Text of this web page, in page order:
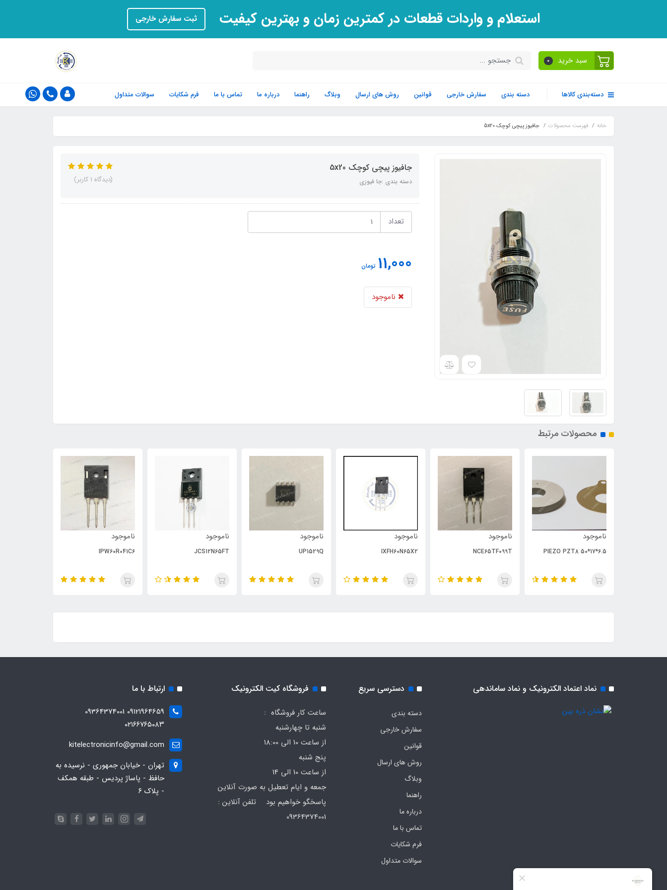
استعلام و واردات قطعات در کمترین زمان و بهترین کیفیت ثبت سفارش خارجی
سبد خرید 0
دسته‌بندی کالاها دسته بندی سفارش خارجی قوانین روش های ارسال وبلاگ راهنما درباره ما تماس با ما فرم‌ شکایات سوالات متداول
خانه فهرست محصولات جافیوز پیچی کوچک 5x20
جافیوز پیچی کوچک 5x20
دسته بندی :جا فیوزی (دیدگاه 1 کاربر)
تعداد
11,000 تومان
ناموجود
محصولات مرتبط
ناموجود
PIEZO PZT8 50*17*6.5
ناموجود
NCE65TF099T
ناموجود
IXFH60N65X2
ناموجود
UP1529Q
ناموجود
JCS12N65FT
ناموجود
IPW60R041C6
نماد اعتماد الکترونیک و نماد ساماندهی دسترسی سریع
دسته بندی
سفارش خارجی
قوانین
روش های ارسال
وبلاگ
راهنما
درباره ما
تماس با ما
فرم‌ شکایات
سوالات متداول
فروشگاه کیت الکترونیک
ساعت کار فروشگاه :
شنبه تا چهارشنبه
از ساعت 10 الی 18:00
پنج شنبه
از ساعت 10 الی 14
جمعه و ایام تعطیل به صورت آنلاین
پاسخگو خواهیم بود تلفن آنلاین :
ارتباط با ما
09121964659 09364374001
۰۲۱۶۶۷۶۵۰۸۳
kitelectronicinfo@gmail.com
تهران - خیابان جمهوری - نرسیده به
حافظ - پاساژ پردیس - طبقه همکف
- پلاک ۶